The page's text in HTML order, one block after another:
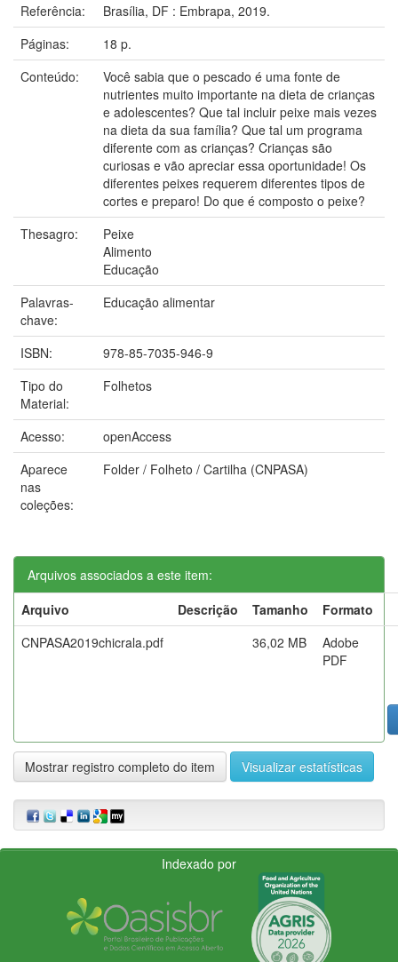
Referência:
Brasília, DF : Embrapa, 2019.
Páginas:
18 p.
Conteúdo:
Você sabia que o pescado é uma fonte de
nutrientes muito importante na dieta de crianças
e adolescentes? Que tal incluir peixe mais vezes
na dieta da sua família? Que tal um programa
diferente com as crianças? Crianças são
curiosas e vão apreciar essa oportunidade! Os
diferentes peixes requerem diferentes tipos de
cortes e preparo! Do que é composto o peixe?
Thesagro:
Peixe
Alimento
Educação
Palavras-
chave:
Educação alimentar
ISBN:
978-85-7035-946-9
Tipo do
Material:
Folhetos
Acesso:
openAccess
Aparece
nas
coleções:
Folder / Folheto / Cartilha (CNPASA)
Arquivos associados a este item:
Arquivo
Descrição Tamanho
Formato
CNPASA2019chicrala.pdf
36,02 MB
Adobe
PDF
Mostrar registro completo do item Visualizar estatísticas
Indexado por